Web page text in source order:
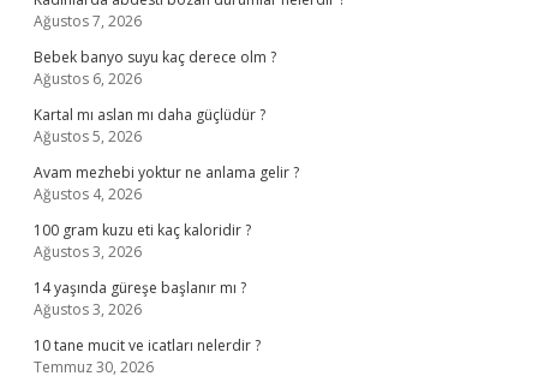
Ağustos 7, 2026
Bebek banyo suyu kaç derece olm ?
Ağustos 6, 2026
Kartal mı aslan mı daha güçlüdür ?
Ağustos 5, 2026
Avam mezhebi yoktur ne anlama gelir ?
Ağustos 4, 2026
100 gram kuzu eti kaç kaloridir ?
Ağustos 3, 2026
14 yaşında güreşe başlanır mı ?
Ağustos 3, 2026
10 tane mucit ve icatları nelerdir ?
Temmuz 30, 2026